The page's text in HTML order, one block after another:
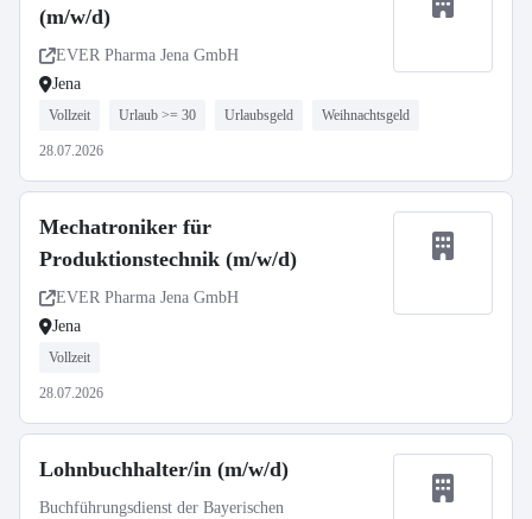
(m/w/d)
EVER Pharma Jena GmbH
Jena
Vollzeit Urlaub >= 30 Urlaubsgeld Weihnachtsgeld
28.07.2026
Mechatroniker für
Produktionstechnik (m/w/d)
EVER Pharma Jena GmbH
Jena
Vollzeit
28.07.2026
Lohnbuchhalter/in (m/w/d)
Buchführungsdienst der Bayerischen